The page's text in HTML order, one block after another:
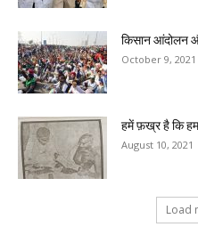
किसान आंदोलन
October 9, 2021
हमें फ़ख्र है कि
August 10, 2021
Load